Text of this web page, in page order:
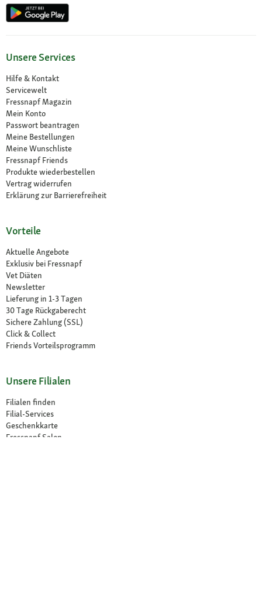
Unsere Services
Hilfe & Kontakt
Servicewelt
Fressnapf Magazin
Mein Konto
Passwort beantragen
Meine Bestellungen
Meine Wunschliste
Fressnapf Friends
Produkte wiederbestellen
Vertrag widerrufen
Erklärung zur Barrierefreiheit
Vorteile
Aktuelle Angebote
Exklusiv bei Fressnapf
Vet Diäten
Newsletter
Lieferung in 1-3 Tagen
30 Tage Rückgaberecht
Sichere Zahlung (SSL)
Click & Collect
Friends Vorteilsprogramm
Unsere Filialen
Filialen finden
Filial-Services
Geschenkkarte
Fressnapf Salon